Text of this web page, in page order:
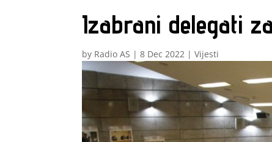
Izabrani delegati
by Radio AS |8 Dec 2022 |Vijesti